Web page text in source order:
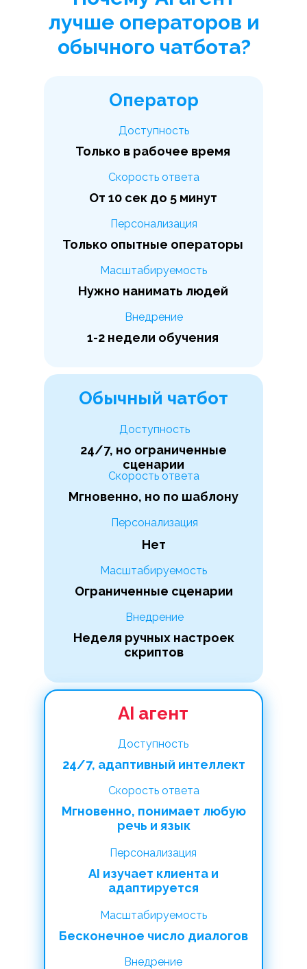
лучше операторов и
обычного чатбота?
Бесконечное число диалогов
AI изучает клиента и
адаптируется
Мгновенно, понимает любую
речь и язык
24/7, адаптивный интеллект
24/7, но ограниченные
сценарии
Мгновенно, но по шаблону
Нет
Ограниченные сценарии
Неделя ручных настроек
скриптов
Только в рабочее время
От 10 сек до 5 минут
Только опытные операторы
Нужно нанимать людей
1-2 недели обучения
Скорость ответа
Персонализация
Масштабируемость
Внедрение
Доступность
Доступность
Внедрение
Масштабируемость
Персонализация
Скорость ответа
Скорость ответа
Персонализация
Масштабируемость
Внедрение
Доступность
AI агент
Обычный чатбот
Оператор